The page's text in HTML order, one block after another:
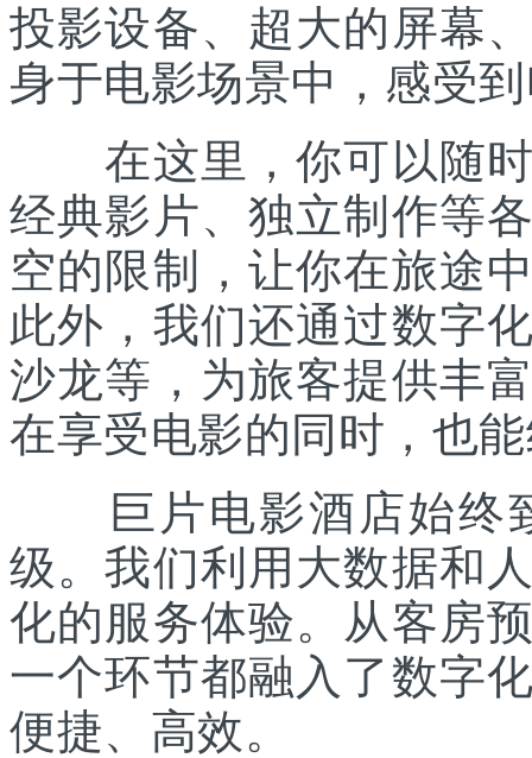
投影设备、超大的屏幕
身于电影场景中，感受
在这里，你可以随时
经典影片、独立制作等
空的限制，让你在旅途
此外，我们还通过数字
沙龙等，为旅客提供丰
在享受电影的同时，也
巨片电影酒店始终
级。我们利用大数据和
化的服务体验。从客房
一个环节都融入了数字
便捷、高效。